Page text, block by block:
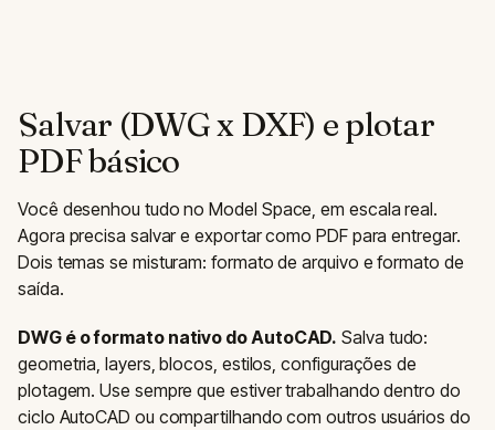
Salvar (DWG x DXF) e plotar
PDF básico
Você desenhou tudo no Model Space, em escala real.
Agora precisa salvar e exportar como PDF para entregar.
Dois temas se misturam: formato de arquivo e formato de
saída.
DWG é o formato nativo do AutoCAD. Salva tudo:
geometria, layers, blocos, estilos, configurações de
plotagem. Use sempre que estiver trabalhando dentro do
ciclo AutoCAD ou compartilhando com outros usuários do